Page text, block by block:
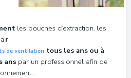
les bouches d’extraction, les
;
de ventilation tous les ans ou à
ans par un professionnel afin de
;